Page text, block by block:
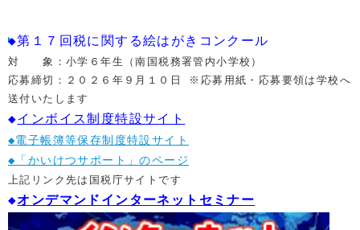
2025.01.16
○法人会クリーンデーのご案内
令和7年1月19日(日)午前10時より、「道の駅南
ーを予定通り開催します。
お申込みのみなさまのご参加心よりお待ちして
◆第１７回税に関する絵はがきコンクール
対 象：小学６年生（南国税務署管内小学校）
応募締切：２０２６年９月１０日 ※応募用紙・応募要領は学校へ
送付いたします
◆インボイス制度特設サイト
◆電子帳簿等保存制度特設サイト
◆「かいけつサポート」のページ
上記リンク先は国税庁サイトです
◆オンデマンドインターネットセミナー